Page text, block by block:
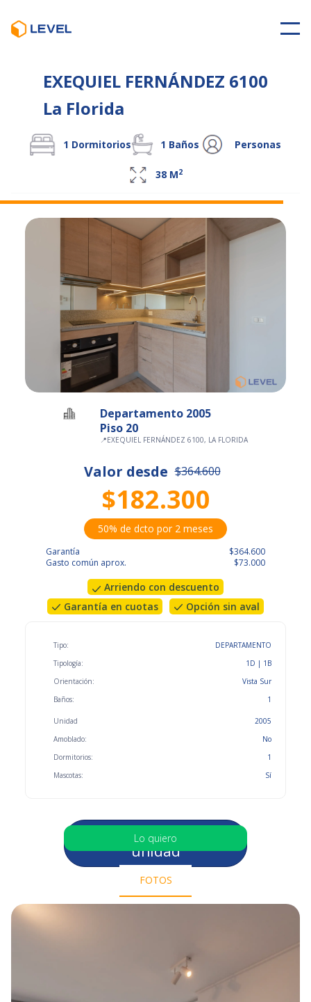
EXEQUIEL FERNÁNDEZ 6100
La Florida
1 Dormitorios 1 Baños Personas
38 M2
Departamento 2005
Piso 20
📍EXEQUIEL FERNÁNDEZ 6100, LA FLORIDA
Valor desde $364.600
$182.300
50% de dcto por 2 meses
Garantía
Gasto común aprox.
$364.600
$73.000
Arriendo con descuento
Garantía en cuotas
Opción sin aval
Tipo:
Tipología:
Orientación:
Baños:
DEPARTAMENTO
1D | 1B
Vista Sur
1
Unidad
Amoblado:
Dormitorios:
Mascotas:
2005
No
1
Sí
Selecciona otra
unidad
Lo quiero
FOTOS